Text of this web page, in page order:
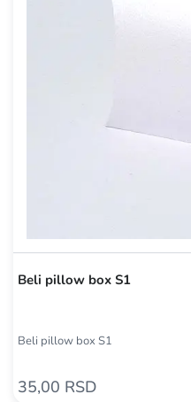
Beli pillow box S1
Beli pillow box S1
35,00 RSD